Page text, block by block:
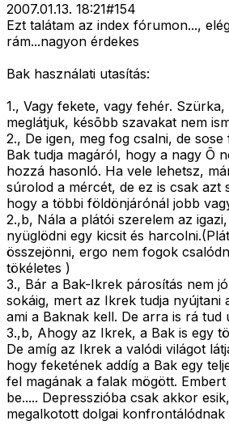
2007.01.13. 18:21#154
Ezt talátam az index fórumon...,
rám...nagyon érdekes
Bak használati utasítás:
1., Vagy fekete, vagy fehér. Szürka,
meglátjuk, késõbb szavakat nem
2., De igen, meg fog csalni, de
Bak tudja magáról, hogy a nagy Õ
hozzá hasonló. Ha vele lehetsz,
súrolod a mércét, de ez is csak azt
hogy a többi földönjárónál jobb
2.,b, Nála a plátói szerelem az
nyüglödni egy kicsit és
összejönni, ergo nem fogok
tökéletes )
3., Bár a Bak-Ikrek párosítás nem
sokáig, mert az Ikrek tudja nyújtani
ami a Baknak kell. De arra is rá tud
3.,b, Ahogy az Ikrek, a Bak is egy
De amíg az Ikrek a valódi világot
hogy feketének addíg a Bak egy
fel magának a falak mögött.
be..... Depresszióba csak akkor
megalkotott dolgai